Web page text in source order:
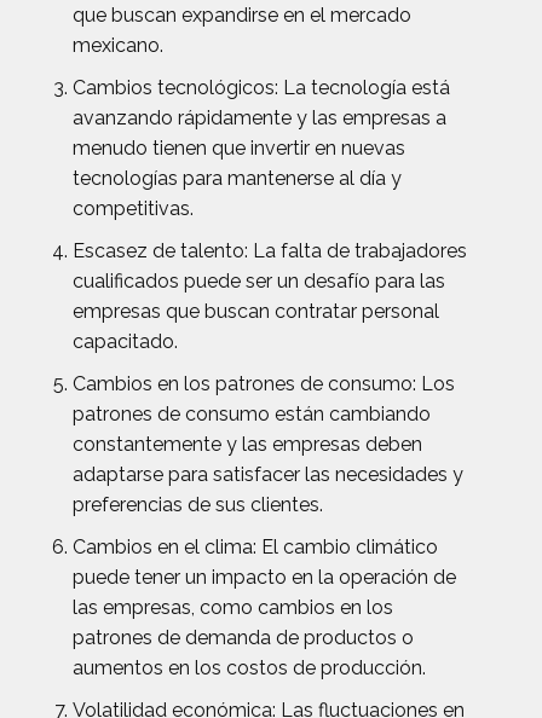
que buscan expandirse en el mercado
mexicano.
Cambios tecnológicos: La tecnología está
avanzando rápidamente y las empresas a
menudo tienen que invertir en nuevas
tecnologías para mantenerse al día y
competitivas.
Escasez de talento: La falta de trabajadores
cualificados puede ser un desafío para las
empresas que buscan contratar personal
capacitado.
Cambios en los patrones de consumo: Los
patrones de consumo están cambiando
constantemente y las empresas deben
adaptarse para satisfacer las necesidades y
preferencias de sus clientes.
Cambios en el clima: El cambio climático
puede tener un impacto en la operación de
las empresas, como cambios en los
patrones de demanda de productos o
aumentos en los costos de producción.
Volatilidad económica: Las fluctuaciones en